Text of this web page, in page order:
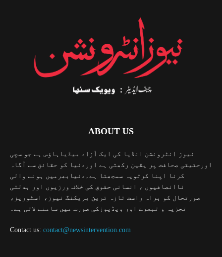
ABOUT US
نیوز انٹرونشن انڈیا کی ایک آزاد میڈیاہاؤس ہے جو سچی
اورحقیقی صحافت پر یقین رکھتی ہے اوردنیا کو حقائق سے آگاہ
کرنا اپنا کرتویہ سمجھتا ہے۔دنیابھرمیں ہونے والی
ناانصافیوں ، انسانی حقوق کی خلاف ورزیوں اور بدلتی
صورتحال کو براہ راست تازہ ترین بریکنگ نیوز، اسٹوریز،
تجزیہ و تبصرے اور ویڈیوزکی صورت میں سامنے لاتی ہے۔
Contact us: contact@newsintervention.com